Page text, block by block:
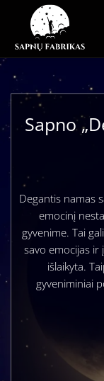
Sapno
Degantis namas
emocinį
gyvenime. Tai
savo emocijas
išlaikyta.
gyveniminiai